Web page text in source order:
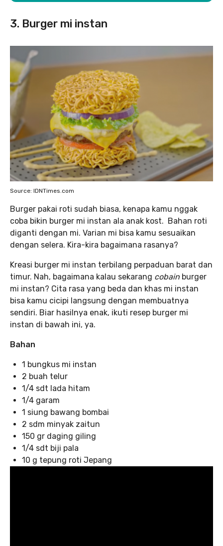
3. Burger mi instan
Source: IDNTimes.com
Burger pakai roti sudah biasa, kenapa kamu nggak
coba bikin burger mi instan ala anak kost. Bahan roti
diganti dengan mi. Varian mi bisa kamu sesuaikan
dengan selera. Kira-kira bagaimana rasanya?
Kreasi burger mi instan terbilang perpaduan barat dan
timur. Nah, bagaimana kalau sekarang cobain burger
mi instan? Cita rasa yang beda dan khas mi instan
bisa kamu cicipi langsung dengan membuatnya
sendiri. Biar hasilnya enak, ikuti resep burger mi
instan di bawah ini, ya.
Bahan
1 bungkus mi instan
2 buah telur
1/4 sdt lada hitam
1/4 garam
1 siung bawang bombai
2 sdm minyak zaitun
150 gr daging giling
1/4 sdt biji pala
10 g tepung roti Jepang